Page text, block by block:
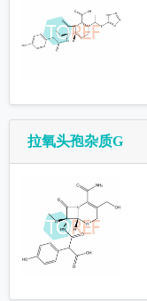
拉氧头孢杂质G